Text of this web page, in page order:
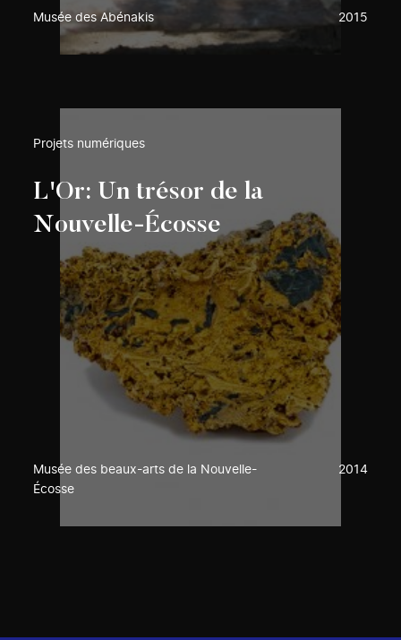
Musée des Abénakis 2015
Projets numériques
L'Or: Un trésor de la
Nouvelle-Écosse
Musée des beaux-arts de la Nouvelle-
Écosse
2014